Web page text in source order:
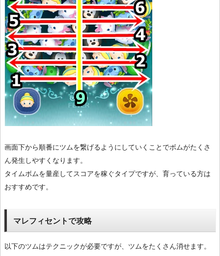
画面下から順番にツムを繋げるようにしていくことでボムがたくさ
ん発生しやすくなります。
タイムボムを量産してスコアを稼ぐタイプですが、育っている方は
おすすめです。
マレフィセントで攻略
以下のツムはテクニックが必要ですが、ツムをたくさん消せます。